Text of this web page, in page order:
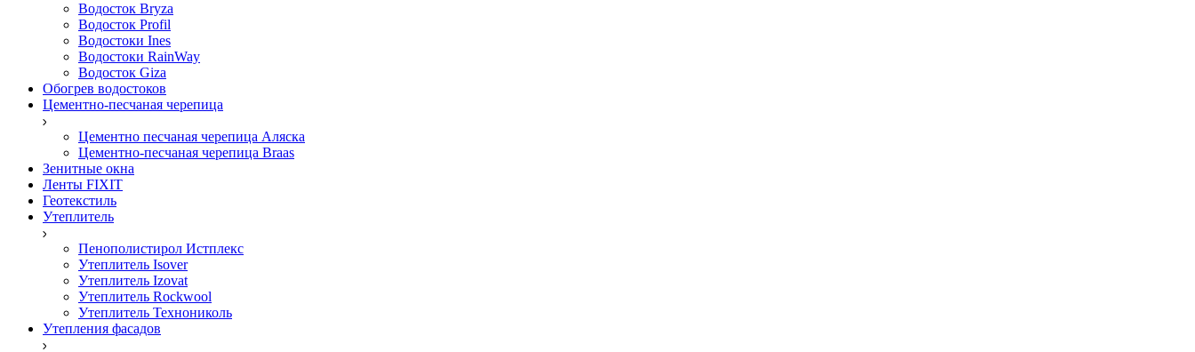
Водосток Bryza
Водосток Profil
Водостоки Ines
Водостоки RainWay
Водосток Giza
Обогрев водостоков
Цементно-песчаная черепица
Цементно песчаная черепица Аляска
Цементно-песчаная черепица Braas
Зенитные окна
Ленты FIXIT
Геотекстиль
Утеплитель
Пенополистирол Истплекс
Утеплитель Isover
Утеплитель Izovat
Утеплитель Rockwool
Утеплитель Технониколь
Утепления фасадов